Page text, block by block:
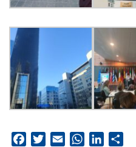
FacebookTwitterEmail WhatsApp
LinkedIn